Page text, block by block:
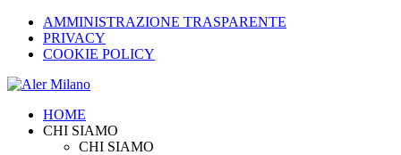
AMMINISTRAZIONE TRASPARENTE
PRIVACY
COOKIE POLICY
HOME
CHI SIAMO
CHI SIAMO